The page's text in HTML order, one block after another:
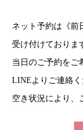
ネット予約は《前
受け付けておりま
当日のご予約をご
LINEよりご連絡く
空き状況により、